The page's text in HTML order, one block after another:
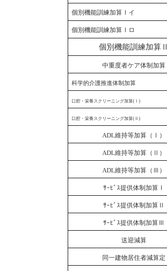
個別機能訓練加算Ⅰイ
個別機能訓練加算Ⅰロ
個別機能訓練加算Ⅱ
中重度者ケア体制加算
科学的介護推進体制加算
口腔・栄養スクリーニング加算( Ⅰ)
口腔・栄養スクリーニング加算( Ⅱ)
ADL維持等加算（Ⅰ）
ADL維持等加算（Ⅱ）
ADL維持等加算（Ⅲ）
ｻｰﾋﾞｽ提供体制加算Ⅰ
ｻｰﾋﾞｽ提供体制加算Ⅱ
ｻｰﾋﾞｽ提供体制加算Ⅲ
送迎減算
同一建物居住者減算定